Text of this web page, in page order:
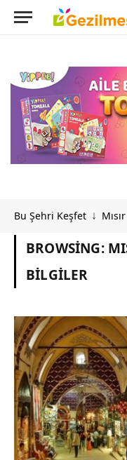
Bu Şehri Keşfet ↓
BROWSING:
BILGILER